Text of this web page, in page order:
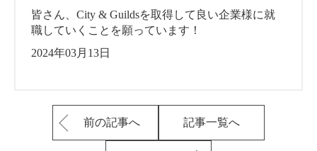
皆さん、City & Guildsを取得して良い企業様に就
職していくことを願っています！
2024年03月13日
前の記事へ 記事一覧へ